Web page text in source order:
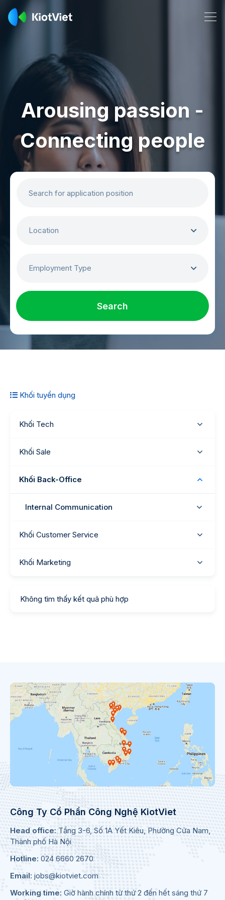
Arousing passion -
Connecting people
Location
Employment Type
Search
Khối tuyển dụng
Khối Tech
Khối Sale
Khối Back-Office
Internal Communication
Khối Customer Service
Khối Marketing
Không tìm thấy kết quả phù hợp
Công Ty Cổ Phần Công Nghệ KiotViet
Head office:Tầng 3-6, Số 1A Yết Kiêu, Phường Cửa Nam,
Thành phố Hà Nội
Hotline: 024 6660 2670
Email: jobs@kiotviet.com
Working time: Giờ hành chính từ thứ 2 đến hết sáng thứ 7